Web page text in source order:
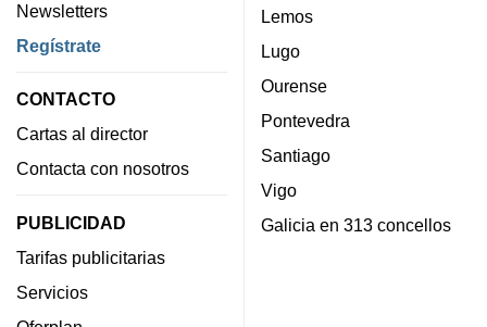
Newsletters
Regístrate
CONTACTO
Cartas al director
Contacta con nosotros
PUBLICIDAD
Tarifas publicitarias
Servicios
Lemos
Lugo
Ourense
Pontevedra
Santiago
Vigo
Galicia en 313 concellos